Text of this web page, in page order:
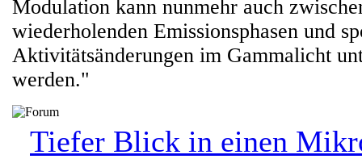
Modulation kann nunmehr auch
wiederholenden Emissionsphasen und
Aktivitätsänderungen im Gammalicht
werden."
Tiefer Blick in einen